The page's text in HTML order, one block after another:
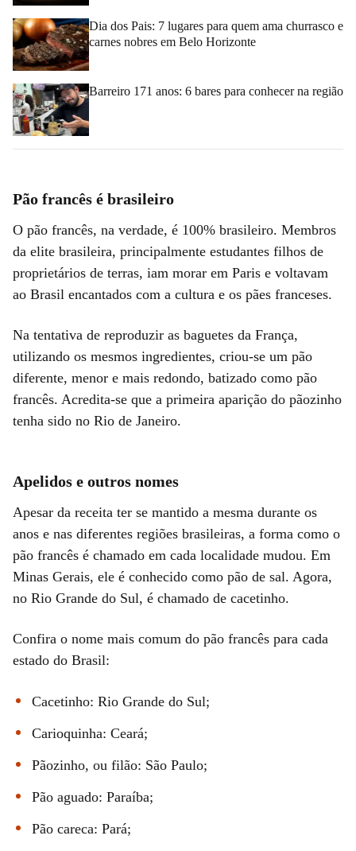
Dia dos Pais: 7 lugares para quem ama churrasco e
carnes nobres em Belo Horizonte
Barreiro 171 anos: 6 bares para conhecer na região
Pão francês é brasileiro
O pão francês, na verdade, é 100% brasileiro. Membros
da elite brasileira, principalmente estudantes filhos de
proprietários de terras, iam morar em Paris e voltavam
ao Brasil encantados com a cultura e os pães franceses.
Na tentativa de reproduzir as baguetes da França,
utilizando os mesmos ingredientes, criou-se um pão
diferente, menor e mais redondo, batizado como pão
francês. Acredita-se que a primeira aparição do pãozinho
tenha sido no Rio de Janeiro.
Apelidos e outros nomes
Apesar da receita ter se mantido a mesma durante os
anos e nas diferentes regiões brasileiras, a forma como o
pão francês é chamado em cada localidade mudou. Em
Minas Gerais, ele é conhecido como pão de sal. Agora,
no Rio Grande do Sul, é chamado de cacetinho.
Confira o nome mais comum do pão francês para cada
estado do Brasil:
Cacetinho: Rio Grande do Sul;
Carioquinha: Ceará;
Pãozinho, ou filão: São Paulo;
Pão aguado: Paraíba;
Pão careca: Pará;